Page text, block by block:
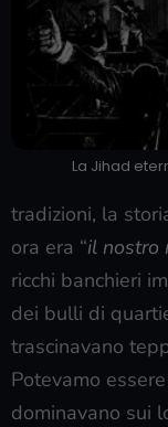
La Jihad
tradizioni, la
ora era “il nostro
ricchi banchieri
dei bulli di
trascinavano
Potevamo
dominavano sui